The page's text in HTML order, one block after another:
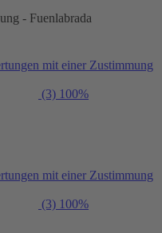
- Fuenlabrada
mit einer Zustimmung
(3) 100%
mit einer Zustimmung
(3) 100%